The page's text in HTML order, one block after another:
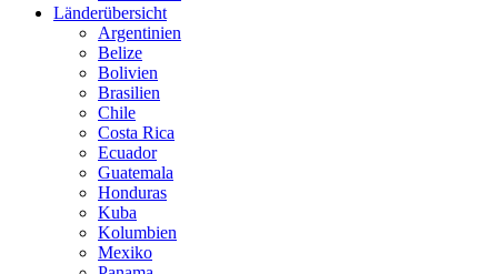
Länderübersicht
Argentinien
Belize
Bolivien
Brasilien
Chile
Costa Rica
Ecuador
Guatemala
Honduras
Kuba
Kolumbien
Mexiko